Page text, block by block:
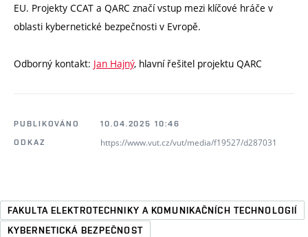
EU. Projekty CCAT a QARC značí vstup mezi klíčové hráče v
oblasti kybernetické bezpečnosti v Evropě.
Odborný kontakt: Jan Hajný, hlavní řešitel projektu QARC
PUBLIKOVÁNO
10.04.2025 10:46
ODKAZ
https://www.vut.cz/vut/media/f19527/d287031
FAKULTA ELEKTROTECHNIKY A KOMUNIKAČNÍCH TECHNOLOGIÍ
KYBERNETICKÁ BEZPEČNOST